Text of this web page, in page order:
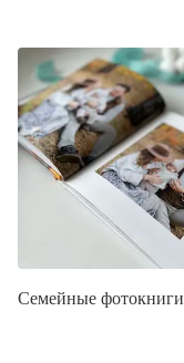
Семейные фотокниги